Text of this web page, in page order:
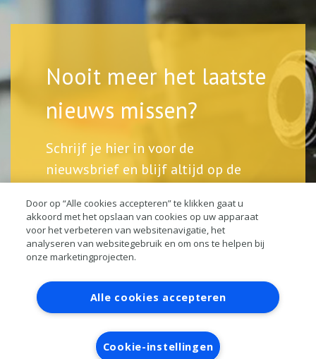
Nooit meer het laatste
nieuws missen?
Schrijf je hier in voor de
nieuwsbrief en blijf altijd op de
Account aanvragen
Inloggen
RAI bestanden
Privacy
Algemene voorwaarden
Door op “Alle cookies accepteren” te klikken gaat u
akkoord met het opslaan van cookies op uw apparaat
voor het verbeteren van websitenavigatie, het
analyseren van websitegebruik en om ons te helpen bij
onze marketingprojecten.
Alle cookies accepteren
Cookie-instellingen